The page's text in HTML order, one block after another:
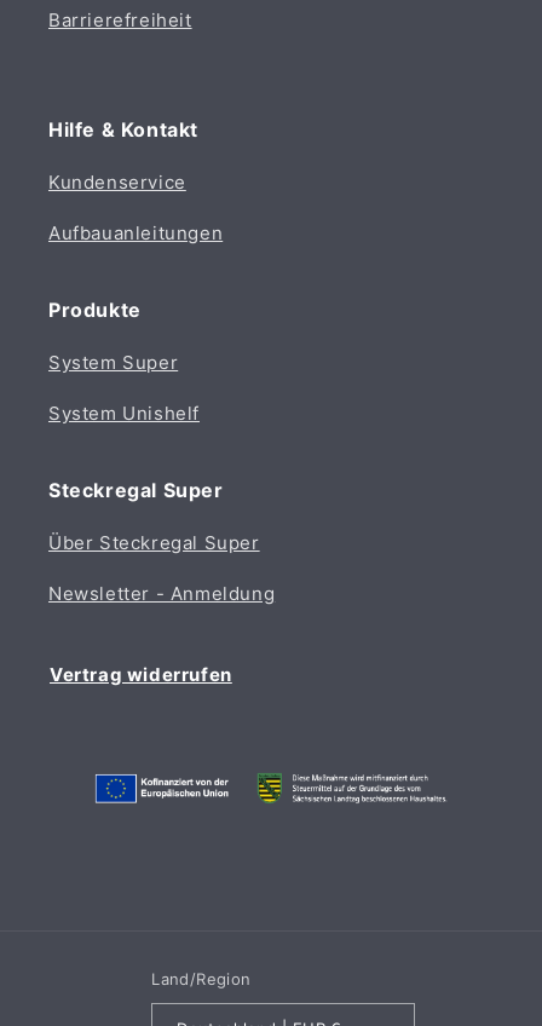
Barrierefreiheit
Hilfe & Kontakt
Kundenservice
Aufbauanleitungen
Produkte
System Super
System Unishelf
Steckregal Super
Über Steckregal Super
Newsletter - Anmeldung
Vertrag widerrufen
Land/Region